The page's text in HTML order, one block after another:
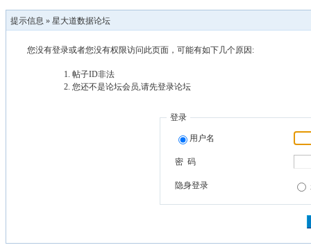
提示信息 » 星大道数据论坛
您没有登录或者您没有权限访问此页面，可能有如下几个原因:
帖子ID非法
您还不是论坛会员,请先登录论坛
登录
用户名
密 码
隐身登录